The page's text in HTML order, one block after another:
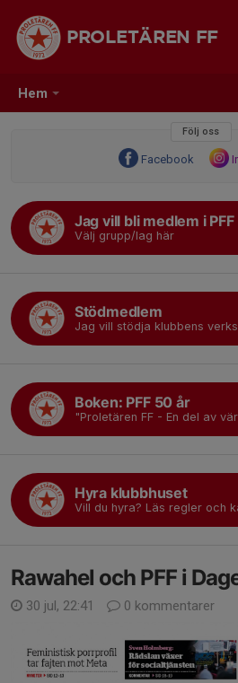
Hem
PROLETÄREN FF
Följ oss
Facebook
Jag vill bli medlem i PFF
Välj grupp/lag här
Stödmedlem
Jag vill stödja klubbens
Boken: PFF 50 år
"Proletären FF - En del av
Hyra klubbhuset
Vill du hyra? Läs regler och
Rawahel och PFF i
30 jul, 22:41 0 kommentarer